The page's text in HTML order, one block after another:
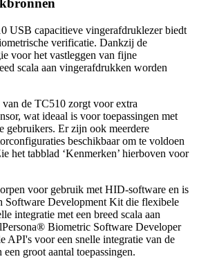
USB capacitieve vingerafdruklezer biedt
verificatie. Dankzij de
voor het vastleggen van fijne
scala aan vingerafdrukken worden
de TC510 zorgt voor extra
wat ideaal is voor toepassingen met
gebruikers. Er zijn ook meerdere
beschikbaar om te voldoen
het tabblad ‘Kenmerken’ hierboven voor
voor gebruik met HID-software en is
Software Development Kit die flexibele
integratie met een breed scala aan
Biometric Software Developer
voor een snelle integratie van de
groot aantal toepassingen.